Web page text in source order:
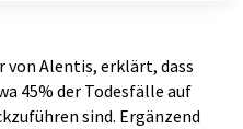
von Alentis, erklärt, dass
45% der Todesfälle auf
sind. Ergänzend